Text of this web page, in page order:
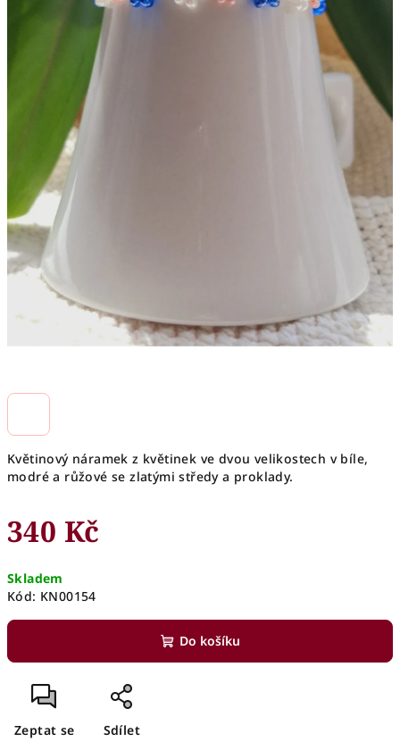
Květinový náramek z květinek ve dvou velikostech v bíle,
modré a růžové se zlatými středy a proklady.
340 Kč
cena:
Skladem
Kód: KN00154
Do košíku
Zeptat se Sdílet